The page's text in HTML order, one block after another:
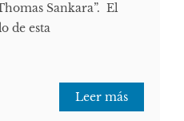
Sankara”. El
de esta
Leer más